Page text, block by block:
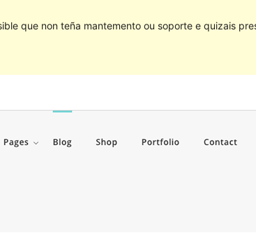
que non teña mantemento ou soporte e quizais